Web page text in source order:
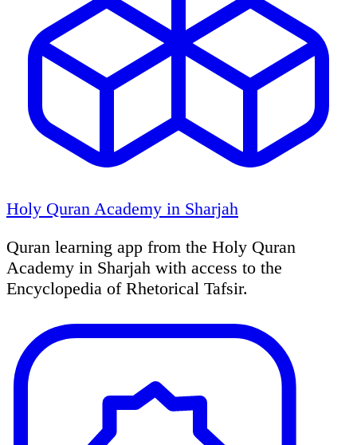
Holy Quran Academy in Sharjah
Quran learning app from the Holy Quran
Academy in Sharjah with access to the
Encyclopedia of Rhetorical Tafsir.